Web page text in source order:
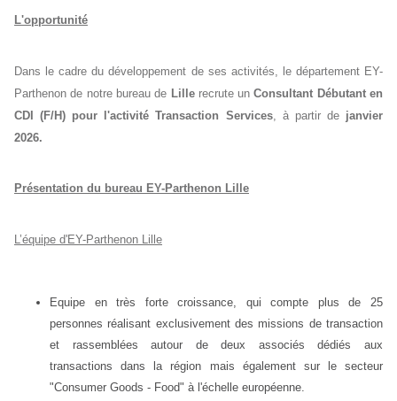
L'opportunité
Dans le cadre du développement de ses activités, le département EY-
Parthenon de notre bureau de Lille recrute unConsultant Débutant en
CDI (F/H) pour l'activité Transaction Services, à partir dejanvier
2026.
Présentation du bureau EY-Parthenon Lille
L’équipe d'EY-Parthenon Lille
Equipe en très forte croissance, qui compte plus de 25
personnes réalisant exclusivement des missions de transaction
et rassemblées autour de deux associés dédiés aux
transactions dans la région mais également sur le secteur
"Consumer Goods - Food" à l'échelle européenne.